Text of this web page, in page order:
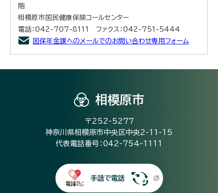
階
相模原市国民健康保険コールセンター
電話：042-707-8111 ファクス：042-751-5444
国保年金課へのメールでのお問い合わせ専用フォーム
相模原市
〒252-5277
神奈川県相模原市中央区中央2-11-15
代表電話番号：042-754-1111
手話で電話